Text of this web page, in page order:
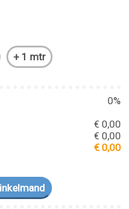
0%
€ 0,00
€ 0,00
€ 0,00